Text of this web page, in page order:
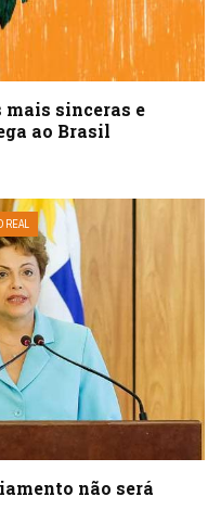
mais sinceras e
ao Brasil
REAL
não será